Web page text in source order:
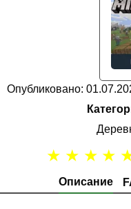
Опубликовано:
Описание
★ ★ ★ ★